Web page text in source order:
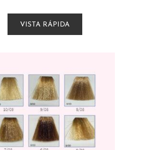
VISTA RÁPIDA